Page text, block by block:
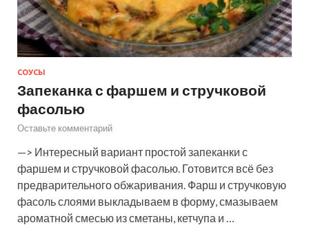
СОУСЫ
Запеканка с фаршем и стручковой
фасолью
Оставьте комментарий
—> Интересный вариант простой запеканки с
фаршем и стручковой фасолью. Готовится всё без
предварительного обжаривания. Фарш и стручковую
фасоль слоями выкладываем в форму, смазываем
ароматной смесью из сметаны, кетчупа и …